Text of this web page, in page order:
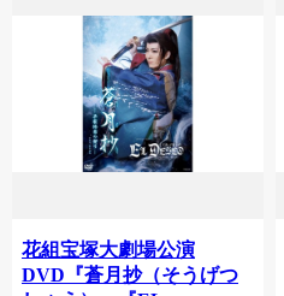
花組宝塚大劇場公演
DVD『蒼月抄（そうげつ